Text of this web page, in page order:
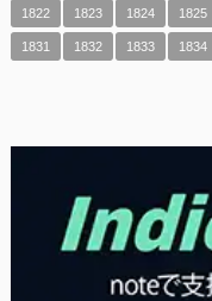
1822 1823 1824 1825
1831 1832 1833 1834